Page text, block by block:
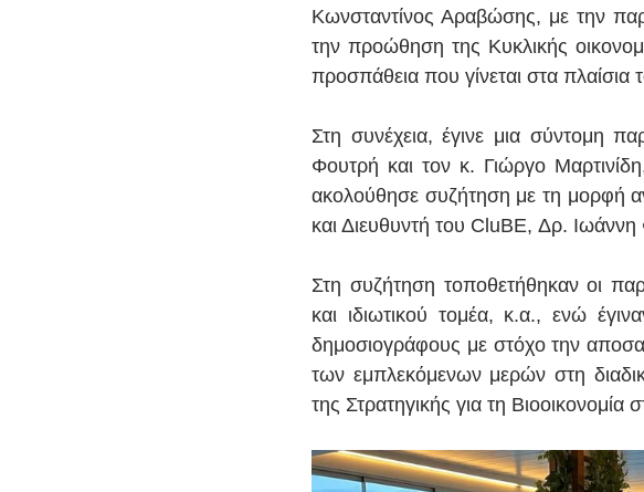
Κωνσταντίνος Αραβώσης, με την
την προώθηση της Κυκλικής
προσπάθεια που γίνεται στα
Στη συνέχεια, έγινε μια σύντομη
Φουτρή και τον κ. Γιώργο
ακολούθησε συζήτηση με τη μορφή
και Διευθυντή του CluBE, Δρ.
Στη συζήτηση τοποθετήθηκαν οι
και ιδιωτικού τομέα, κ.α., ενώ
δημοσιογράφους με στόχο την
των εμπλεκόμενων μερών στη
της Στρατηγικής για τη